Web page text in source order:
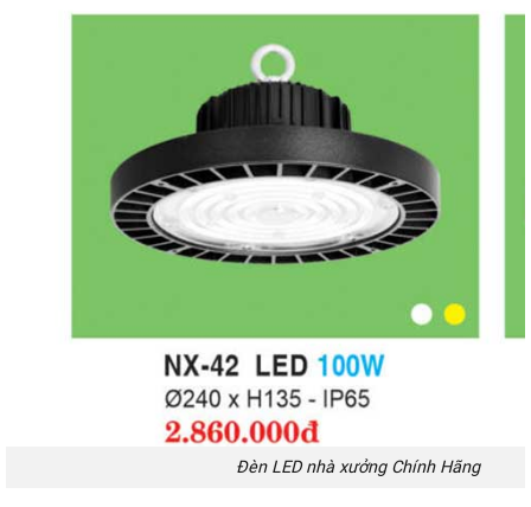
Đèn LED nhà xưởng Chính Hãng